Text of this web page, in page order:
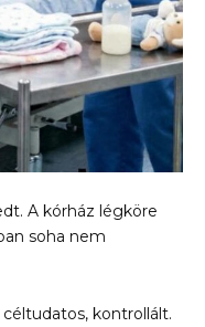
A kórház légköre
soha nem
kontrollált.